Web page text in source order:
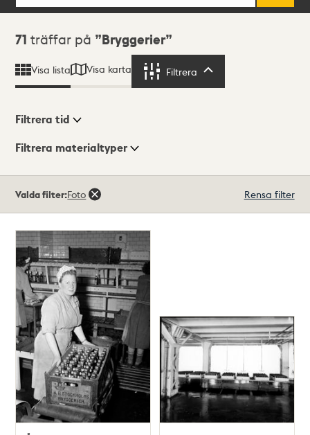
Sökresultat
71 träffar på Bryggerier
Visa lista Visa karta Filtrera
Visningsläge
Filtrera tid
Filtrera materialtyper
träffar
Valda filter:Foto Rensa filter